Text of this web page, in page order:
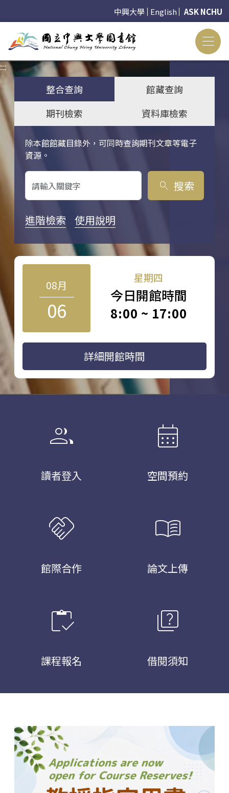
中興大學 English ASK NCHU
:::
整合查詢
館藏查詢
期刊檢索
資料庫檢索
除本館館藏目錄外，可同時查詢期刊文章等電子
資源。
關鍵字搜尋
search 搜索
進階檢索 使用說明
08月
06
星期四
今日開館時間
8:00 ~ 17:00
詳細開館時間
group
讀者登入
calendar_month
空間預約
handshake
館際合作
menu_book
論文上傳
inventory
課程報名
quiz
借閱須知